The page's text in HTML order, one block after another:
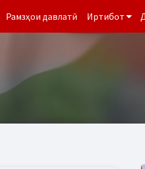
Рамзҳои давлатӣ Иртибот